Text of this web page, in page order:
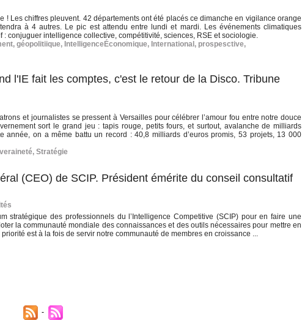
! Les chiffres pleuvent. 42 départements ont été placés ce dimanche en vigilance orange
à 4 autres. Le pic est attendu entre lundi et mardi. Les événements climatiques
conjuguer intelligence collective, compétitivité, sciences, RSE et sociologie.
, géopolitiique, IntelligenceÉconomique, International , prospesctive,
l'IE fait les comptes, c'est le retour de la Disco. Tribune
et journalistes se pressent à Versailles pour célébrer l’amour fou entre notre douce
sort le grand jeu : tapis rouge, petits fours, et surtout, avalanche de milliards
année, on a même battu un record : 40,8 milliards d’euros promis, 53 projets, 13 000
, Stratégie
(CEO) de SCIP. Président émérite du conseil consultatif
stratégique des professionnels du l’Intelligence Competitive (SCIP) pour en faire une
la communauté mondiale des connaissances et des outils nécessaires pour mettre en
est à la fois de servir notre communauté de membres en croissance ...